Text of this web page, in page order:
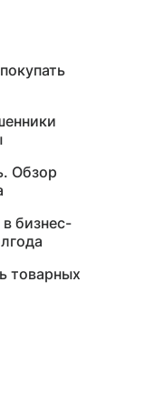
Обзор
бизнес-
товарных